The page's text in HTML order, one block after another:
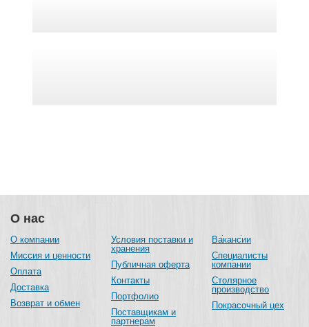
О нас
О компании
Миссия и ценности
Оплата
Доставка
Возврат и обмен
Условия поставки и
хранения
Публичная оферта
Контакты
Портфолио
Поставщикам и
партнерам
Вакансии
Специалисты
компании
Столярное
производство
Покрасочный цех